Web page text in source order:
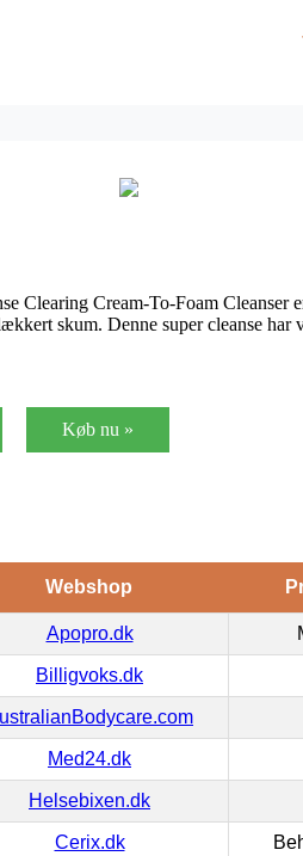
Clearing Cream-To-Foam Cleanser
skum. Denne super cleanse
Køb nu »
Webshop
Apopro.dk
Billigvoks.dk
Med24.dk
Helsebixen.dk
Cerix.dk